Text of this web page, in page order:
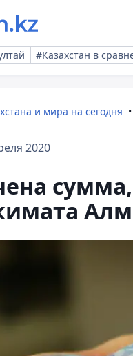
#Казахстан в
и мира на сегодня
2020